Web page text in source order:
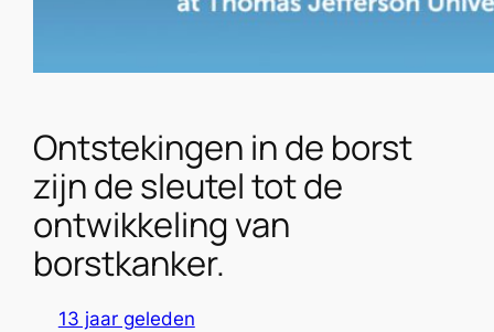
Ontstekingen in de borst
zijn de sleutel tot de
ontwikkeling van
borstkanker.
13 jaar geleden